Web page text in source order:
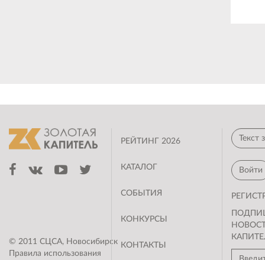
© 2011 СЦСА, Новосибирск
Правила использования
РЕЙТИНГ 2026
КАТАЛОГ
СОБЫТИЯ
КОНКУРСЫ
КОНТАКТЫ
Войти